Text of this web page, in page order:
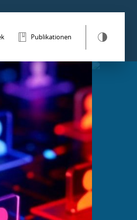
Publikationen